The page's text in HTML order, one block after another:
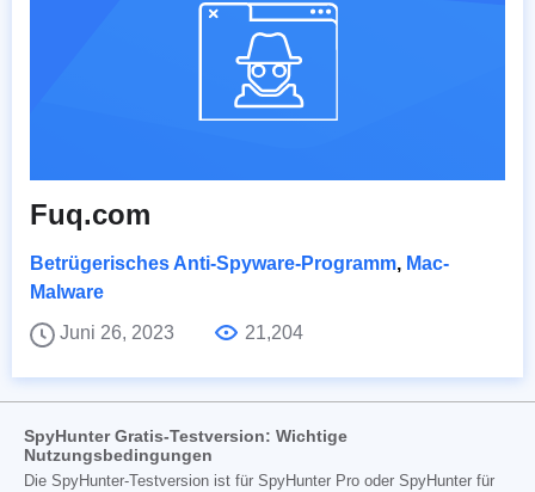
Fuq.com
Betrügerisches Anti-Spyware-Programm, Mac-
Malware
Juni 26, 2023
21,204
SpyHunter Gratis-Testversion: Wichtige
Nutzungsbedingungen
Die SpyHunter-Testversion ist für SpyHunter Pro oder SpyHunter für